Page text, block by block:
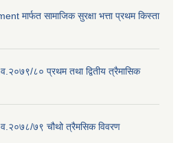
मार्फत सामाजिक सुरक्षा भत्ता प्रथम किस्ता
८० प्रथम तथा द्वितीय त्रैमासिक
७९ चौथो त्रैमसिक विवरण